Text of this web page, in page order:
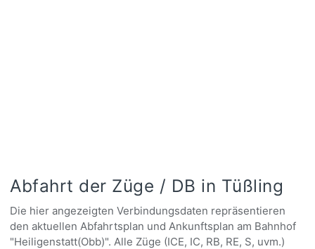
Abfahrt der Züge / DB in Tüßling
Die hier angezeigten Verbindungsdaten repräsentieren
den aktuellen Abfahrtsplan und Ankunftsplan am Bahnhof
"Heiligenstatt(Obb)". Alle Züge (ICE, IC, RB, RE, S, uvm.)